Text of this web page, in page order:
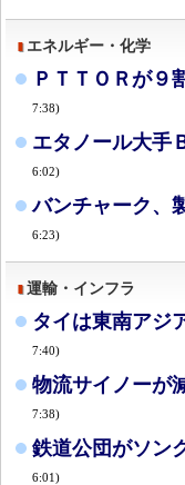
エネルギー・化学
ＰＴＴＯＲが９
7:38)
エタノール大手
6:02)
バンチャーク、
6:23)
運輸・インフラ
タイは東南アジ
7:40)
物流サイノーが
7:38)
鉄道公団がソン
6:01)